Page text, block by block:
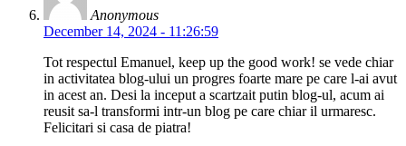
Anonymous
December 14, 2024 - 11:26:59
Tot respectul Emanuel, keep up the good work! se vede chiar
in activitatea blog-ului un progres foarte mare pe care l-ai avut
in acest an. Desi la inceput a scartzait putin blog-ul, acum ai
reusit sa-l transformi intr-un blog pe care chiar il urmaresc.
Felicitari si casa de piatra!